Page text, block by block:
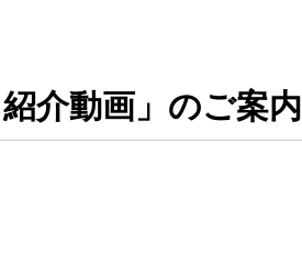
介動画」のご案内